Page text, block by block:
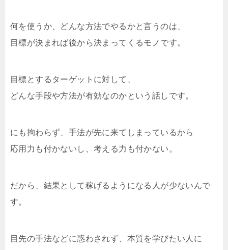
何を使うか、どんな方法でやるかと言うのは、
目標が決まれば後から決まってくるモノです。
目標とするターゲットに対して、
どんな手段や方法が有効なのかという話しです。
にも拘わらず、手法が先に来てしまっているから
応用力も付かないし、考える力も付かない。
だから、結果として稼げるようになる人が少ないんで
す。
目先の手法などに惑わされず、本質を学びたい人に